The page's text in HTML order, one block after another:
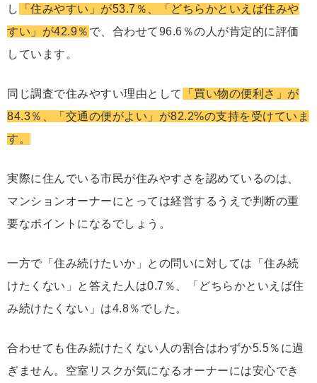
し
「住みやすい」が53.7％、「どちらかといえば住みや
すい」が42.9％ で、合わせて96.6％の人が肯定的に評価
しています。
同じ調査で住みやすい理由として
「買い物の便利さ」が
84.3％、「交通の便がよい」が82.2%の支持を受けていま
す。
実際に住んでいる市民が住みやすさを認めているのは、
マンションオーナーにとっては経営するうえで判断の重
要なポイントになるでしょう。
一方で「住み続けたいか」との問いに対しては「住み続
けたくない」と答えた人は0.7％、「どちらかといえば住
み続けたくない」は4.8％でした。
合わせても住み続けたくない人の割合はわずか5.5％に過
ぎません。空室リスクが気になるオーナーには安心でき